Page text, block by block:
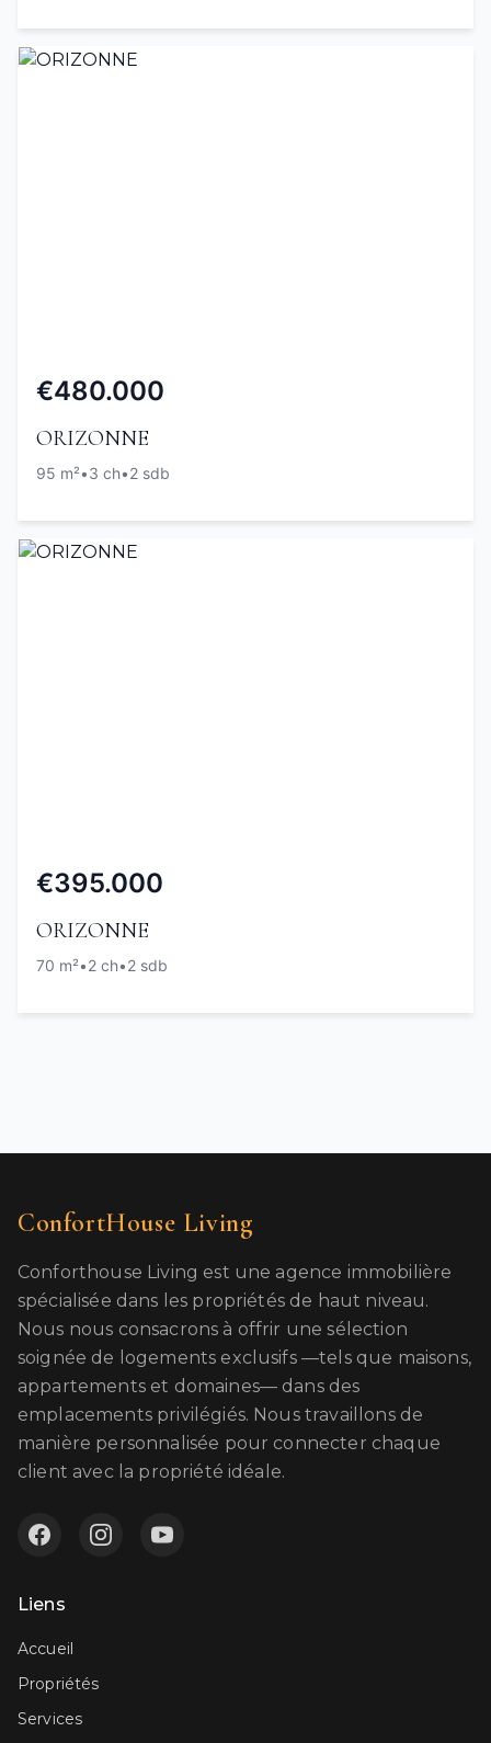
€480.000
ORIZONNE
95 m²•3 ch•2 sdb
€395.000
ORIZONNE
70 m²•2 ch•2 sdb
ConfortHouse Living
Conforthouse Living est une agence immobilière
spécialisée dans les propriétés de haut niveau.
Nous nous consacrons à offrir une sélection
soignée de logements exclusifs —tels que maisons,
appartements et domaines— dans des
emplacements privilégiés. Nous travaillons de
manière personnalisée pour connecter chaque
client avec la propriété idéale.
Liens
Accueil
Propriétés
Services